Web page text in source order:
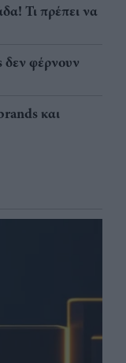
Τι πρέπει να
δεν φέρνουν
και